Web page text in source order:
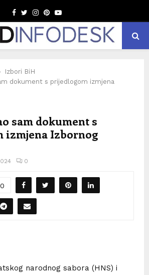
Facebook
TwitterInstagram
Pinterest
Youtube
Izbori BiH
dokument s prijedlogom izmjena
sam dokument s
izmjena Izbornog
0
0
narodnog sabora (HNS) i